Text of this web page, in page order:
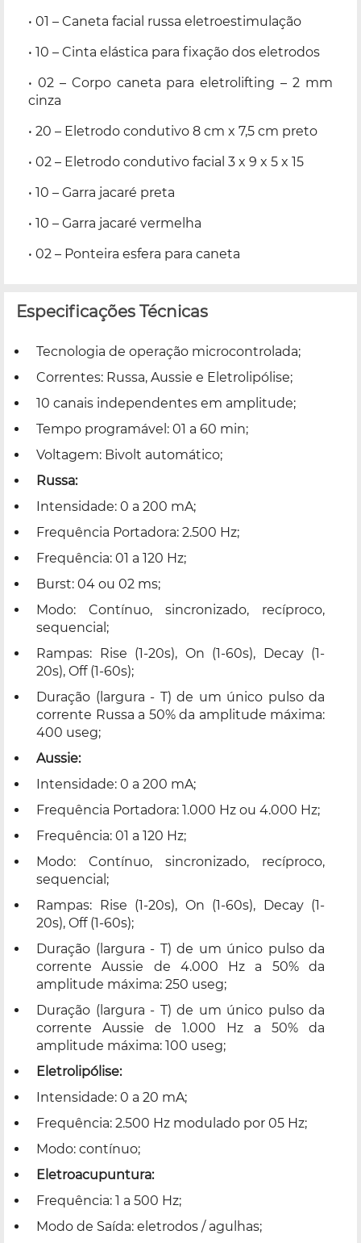
• 01 – Caneta facial russa eletroestimulação
• 10 – Cinta elástica para fixação dos eletrodos
• 02 – Corpo caneta para eletrolifting – 2 mm
cinza
• 20 – Eletrodo condutivo 8 cm x 7,5 cm preto
• 02 – Eletrodo condutivo facial 3 x 9 x 5 x 15
• 10 – Garra jacaré preta
• 10 – Garra jacaré vermelha
• 02 – Ponteira esfera para caneta
Especificações Técnicas
Tecnologia de operação microcontrolada;
Correntes: Russa, Aussie e Eletrolipólise;
10 canais independentes em amplitude;
Tempo programável: 01 a 60 min;
Voltagem: Bivolt automático;
Russa:
Intensidade: 0 a 200 mA;
Frequência Portadora: 2.500 Hz;
Frequência: 01 a 120 Hz;
Burst: 04 ou 02 ms;
Modo: Contínuo, sincronizado, recíproco,
sequencial;
Rampas: Rise (1-20s), On (1-60s), Decay (1-
20s), Off (1-60s);
Duração (largura - T) de um único pulso da
corrente Russa a 50% da amplitude máxima:
400 useg;
Aussie:
Intensidade: 0 a 200 mA;
Frequência Portadora: 1.000 Hz ou 4.000 Hz;
Frequência: 01 a 120 Hz;
Modo: Contínuo, sincronizado, recíproco,
sequencial;
Rampas: Rise (1-20s), On (1-60s), Decay (1-
20s), Off (1-60s);
Duração (largura - T) de um único pulso da
corrente Aussie de 4.000 Hz a 50% da
amplitude máxima: 250 useg;
Duração (largura - T) de um único pulso da
corrente Aussie de 1.000 Hz a 50% da
amplitude máxima: 100 useg;
Eletrolipólise:
Intensidade: 0 a 20 mA;
Frequência: 2.500 Hz modulado por 05 Hz;
Modo: contínuo;
Eletroacupuntura:
Frequência: 1 a 500 Hz;
Modo de Saída: eletrodos / agulhas;